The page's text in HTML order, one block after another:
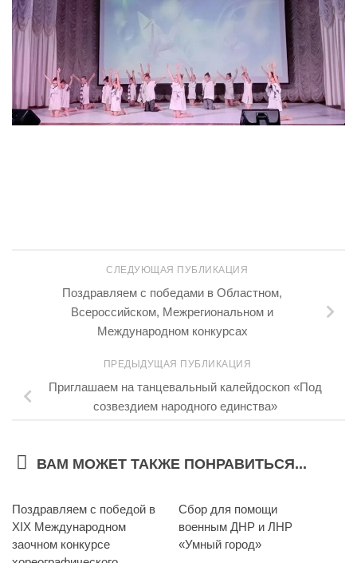
СЛЕДУЮЩАЯ ПУБЛИКАЦИЯ
Поздравляем с победами в Областном,
Всероссийском, Межрегиональном и
Международном конкурсах
ПРЕДЫДУЩАЯ ПУБЛИКАЦИЯ
Приглашаем на танцевальный калейдоскоп «Под
созвездием народного единства»
ВАМ МОЖЕТ ТАКЖЕ ПОНРАВИТЬСЯ...
Поздравляем с победой в
XIX Международном
заочном конкурсе
Сбор для помощи
военным ДНР и ЛНР
«Умный город»